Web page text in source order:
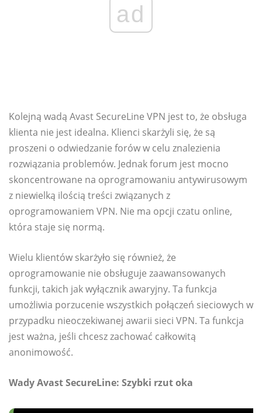
ad
Kolejną wadą Avast SecureLine VPN jest to, że obsługa
klienta nie jest idealna. Klienci skarżyli się, że są
proszeni o odwiedzanie forów w celu znalezienia
rozwiązania problemów. Jednak forum jest mocno
skoncentrowane na oprogramowaniu antywirusowym
z niewielką ilością treści związanych z
oprogramowaniem VPN. Nie ma opcji czatu online,
która staje się normą.
Wielu klientów skarżyło się również, że
oprogramowanie nie obsługuje zaawansowanych
funkcji, takich jak wyłącznik awaryjny. Ta funkcja
umożliwia porzucenie wszystkich połączeń sieciowych w
przypadku nieoczekiwanej awarii sieci VPN. Ta funkcja
jest ważna, jeśli chcesz zachować całkowitą
anonimowość.
Wady Avast SecureLine: Szybki rzut oka